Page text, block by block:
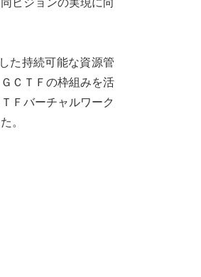
た持続可能な資源管
ＣＴＦの枠組みを活
Ｆバーチャルワーク
。